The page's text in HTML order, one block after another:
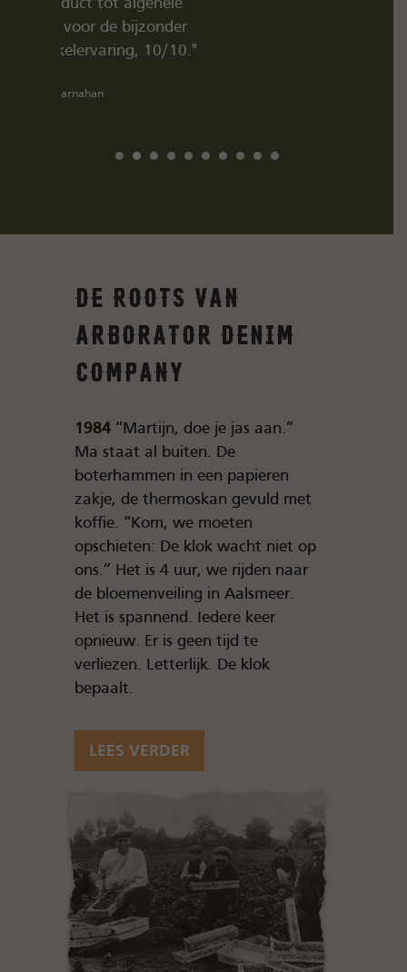
De roots van
Arborator Denim
Company
1984“Martijn, doe je jas aan.”
Ma staat al buiten. De
boterhammen in een papieren
zakje, de thermoskan gevuld met
koffie. “Kom, we moeten
opschieten: De klok wacht niet op
ons.” Het is 4 uur, we rijden naar
de bloemenveiling in Aalsmeer.
Het is spannend. Iedere keer
opnieuw. Er is geen tijd te
verliezen. Letterlijk. De klok
bepaalt.
LEES VERDER